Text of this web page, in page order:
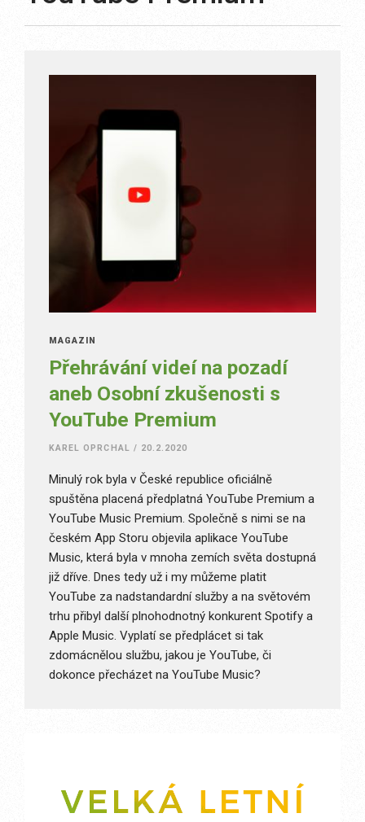
MAGAZÍN
Přehrávání videí na pozadí
aneb Osobní zkušenosti s
YouTube Premium
KAREL OPRCHAL / 20.2.2020
Minulý rok byla v České republice oficiálně
spuštěna placená předplatná YouTube Premium a
YouTube Music Premium. Společně s nimi se na
českém App Storu objevila aplikace YouTube
Music, která byla v mnoha zemích světa dostupná
již dříve. Dnes tedy už i my můžeme platit
YouTube za nadstandardní služby a na světovém
trhu přibyl další plnohodnotný konkurent Spotify a
Apple Music. Vyplatí se předplácet si tak
zdomácnělou službu, jakou je YouTube, či
dokonce přecházet na YouTube Music?